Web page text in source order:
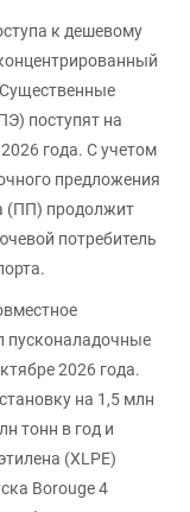
к дешевому
поступят на
года. С учетом
предложения
(ПП) продолжит
потребитель
пусконаладочные
2026 года.
на 1,5 млн
тонн в год и
(XLPE)
Borouge 4